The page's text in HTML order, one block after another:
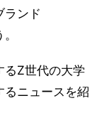
ランド
るZ世代の大学
るニュースを紹